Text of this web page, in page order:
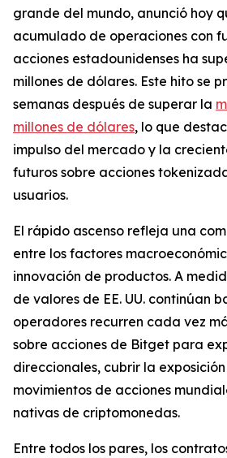
grande del mundo, anunció hoy
acumulado de operaciones con
acciones estadounidenses ha
millones de dólares. Este hito se
semanas después de superar la
millones de dólares, lo que
impulso del mercado y la
futuros sobre acciones
usuarios.
El rápido ascenso refleja una
entre los factores
innovación de productos. A
de valores de EE. UU. continúan
operadores recurren cada vez
sobre acciones de Bitget para
direccionales, cubrir la
movimientos de acciones
nativas de criptomonedas.
Entre todos los pares, los